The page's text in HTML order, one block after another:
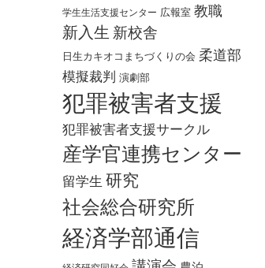
学生生活支援センター 広報室 教職
新入生 新校舎
日生カキオコまちづくりの会 柔道部
模擬裁判 演劇部
犯罪被害者支援
犯罪被害者支援サークル
産学官連携センター
留学生 研究
社会総合研究所
経済学部通信